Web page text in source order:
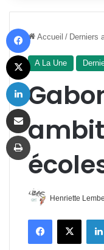
Accueil / Derniers
A La Une
Henriette
FacebookX
X
Imprimer